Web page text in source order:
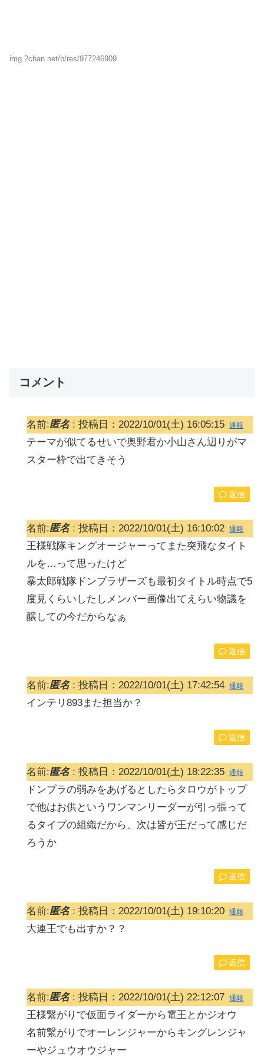
img.2chan.net/b/res/977246909
コメント
名前:匿名: 投稿日：2022/10/01(土) 16:05:15 通報
テーマが似てるせいで奥野君か小山さん辺りがマ
スター枠で出てきそう
返信
名前:匿名: 投稿日：2022/10/01(土) 16:10:02 通報
王様戦隊キングオージャーってまた突飛なタイト
ルを…って思ったけど
暴太郎戦隊ドンブラザーズも最初タイトル時点で5
度見くらいしたしメンバー画像出てえらい物議を
醸しての今だからなぁ
返信
名前:匿名: 投稿日：2022/10/01(土) 17:42:54 通報
インテリ893また担当か？
返信
名前:匿名: 投稿日：2022/10/01(土) 18:22:35 通報
ドンブラの弱みをあげるとしたらタロウがトップ
で他はお供というワンマンリーダーが引っ張って
るタイプの組織だから、次は皆が王だって感じだ
ろうか
返信
名前:匿名: 投稿日：2022/10/01(土) 19:10:20 通報
大連王でも出すか？？
返信
名前:匿名: 投稿日：2022/10/01(土) 22:12:07 通報
王様繋がりで仮面ライダーから電王とかジオウ
名前繋がりでオーレンジャーからキングレンジャ
ーやジュウオウジャー